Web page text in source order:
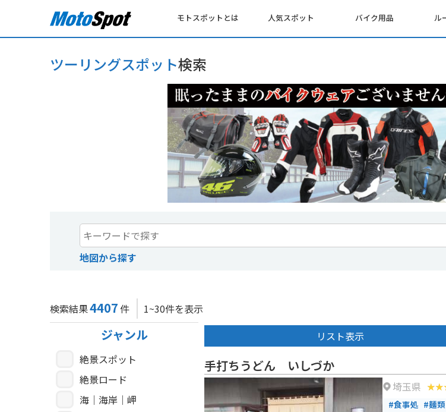
モトスポットとは 人気スポット バイク用品 ル
ツーリングスポット検索
地図から探す
検索結果4407件 1~30件を表示
ジャンル
絶景スポット
絶景ロード
海｜海岸｜岬
リスト表示
手打ちうどん いしづか
埼玉県
#食事処 #麺類